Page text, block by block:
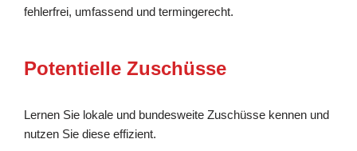
fehlerfrei, umfassend und termingerecht.
Potentielle Zuschüsse
Lernen Sie lokale und bundesweite Zuschüsse kennen und
nutzen Sie diese effizient.